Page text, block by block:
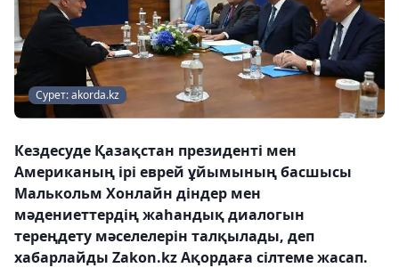
Сурет: akorda.kz
Кездесуде Қазақстан президенті мен
Американың ірі еврей ұйымының басшысы
Малькольм Хонлайн діндер мен
мәдениеттердің жаһандық диалогын
тереңдету мәселелерін талқылады, деп
хабарлайды Zakon.kz Ақордаға сілтеме жасап.